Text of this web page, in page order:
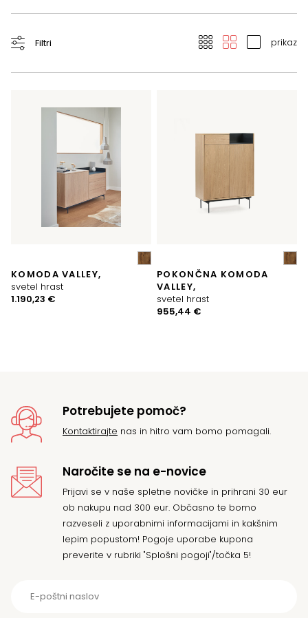
KOMODA VALLEY,
svetel hrast
1.190,23 €
POKONČNA KOMODA
VALLEY,
svetel hrast
955,44 €
Filtri prikaz
Potrebujete pomoč?
Kontaktirajte nas in hitro vam bomo pomagali.
Naročite se na e-novice
Prijavi se v naše spletne novičke in prihrani 30 eur
ob nakupu nad 300 eur. Občasno te bomo
razveseli z uporabnimi informacijami in kakšnim
lepim popustom! Pogoje uporabe kupona
preverite v rubriki "Splošni pogoji"/točka 5!